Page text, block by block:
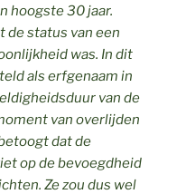
hoogste 30 jaar.
de status van een
was. In dit
als erfgenaam in
van de
van overlijden
dat de
op de bevoegdheid
Ze zou dus wel